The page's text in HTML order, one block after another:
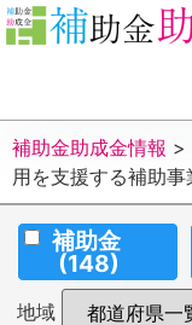
補助金助成金情報 >
用を支援する補助
補助金
(148)
地域